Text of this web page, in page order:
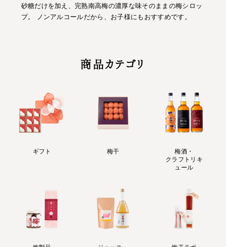
砂糖だけを加え、完熟南高梅の濃厚な味そのままの梅シロッ
プ。 ノンアルコールだから、お子様にもおすすめです。
商品カテゴリ
ギフト 梅干
梅酒・
クラフトリキ
ュール